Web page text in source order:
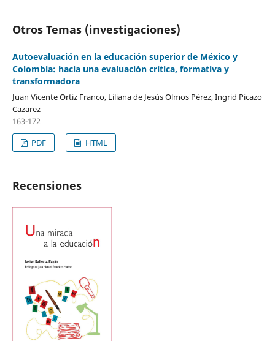
Otros Temas (investigaciones)
Autoevaluación en la educación superior de México y
Colombia: hacia una evaluación crítica, formativa y
transformadora
Juan Vicente Ortiz Franco, Liliana de Jesús Olmos Pérez, Ingrid Picazo
Cazarez
163-172
PDF
HTML
Recensiones